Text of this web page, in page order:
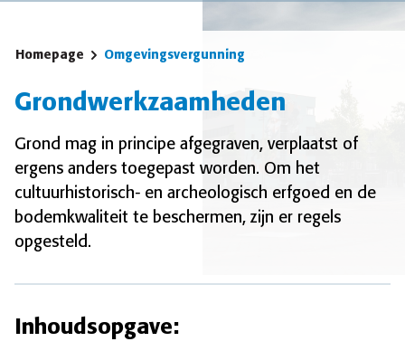
Homepage Omgevingsvergunning
Grondwerkzaamheden
Grond mag in principe afgegraven, verplaatst of
ergens anders toegepast worden. Om het
cultuurhistorisch- en archeologisch erfgoed en de
bodemkwaliteit te beschermen, zijn er regels
opgesteld.
Inhoudsopgave: